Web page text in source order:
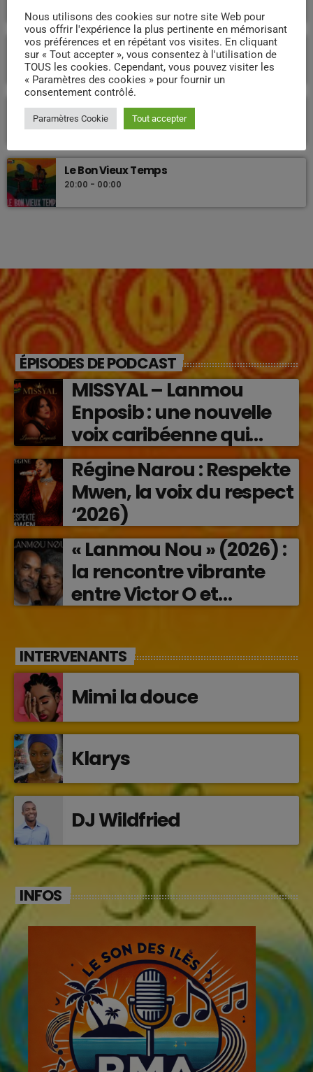
Week end Compas Familly
09:00 - 19:00
Nostalgie retro
DJ WILDFRIED
23:40 - 23:55
Le Bon Vieux Temps
20:00 - 00:00
ÉPISODES DE PODCAST
MISSYAL – Lanmou
Enposib : une nouvelle
voix caribéenne qui
transforme les émotions
en musique (2026)
Régine Narou : Respekte
Mwen, la voix du respect
‘2026)
« Lanmou Nou » (2026) :
la rencontre vibrante
entre Victor O et
INTERVENANTS
Mimi la douce
Klarys
DJ Wildfried
INFOS
Nous utilisons des cookies sur notre site Web pour
vous offrir l'expérience la plus pertinente en mémorisant
vos préférences et en répétant vos visites. En cliquant
sur « Tout accepter », vous consentez à l'utilisation de
TOUS les cookies. Cependant, vous pouvez visiter les
« Paramètres des cookies » pour fournir un
consentement contrôlé.
Paramètres Cookie Tout accepter